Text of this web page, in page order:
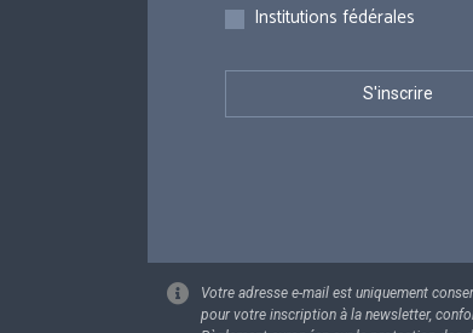
Institutions fédérales
Votre adresse e-mail est uniquement
pour votre inscription à la newsletter,